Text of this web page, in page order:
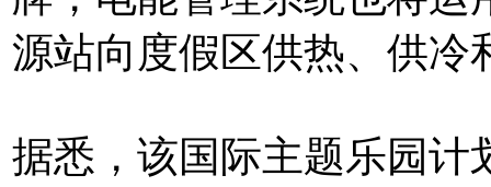
源站向度假区供热、供冷
据悉，该国际主题乐园计